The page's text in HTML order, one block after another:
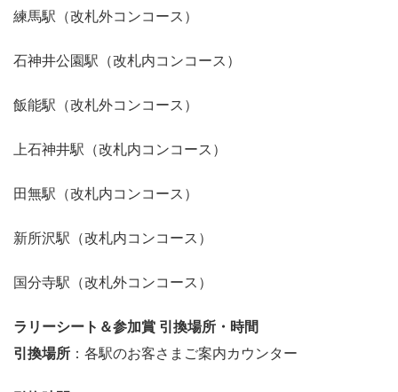
練馬駅（改札外コンコース）
石神井公園駅（改札内コンコース）
飯能駅（改札外コンコース）
上石神井駅（改札内コンコース）
田無駅（改札内コンコース）
新所沢駅（改札内コンコース）
国分寺駅（改札外コンコース）
ラリーシート＆参加賞 引換場所・時間
引換場所 ：各駅のお客さまご案内カウンター